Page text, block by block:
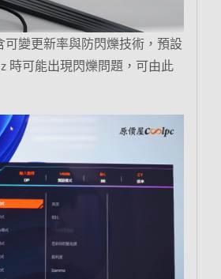
可變更新率與防閃爍技術，預設
時可能出現閃爍問題，可由此